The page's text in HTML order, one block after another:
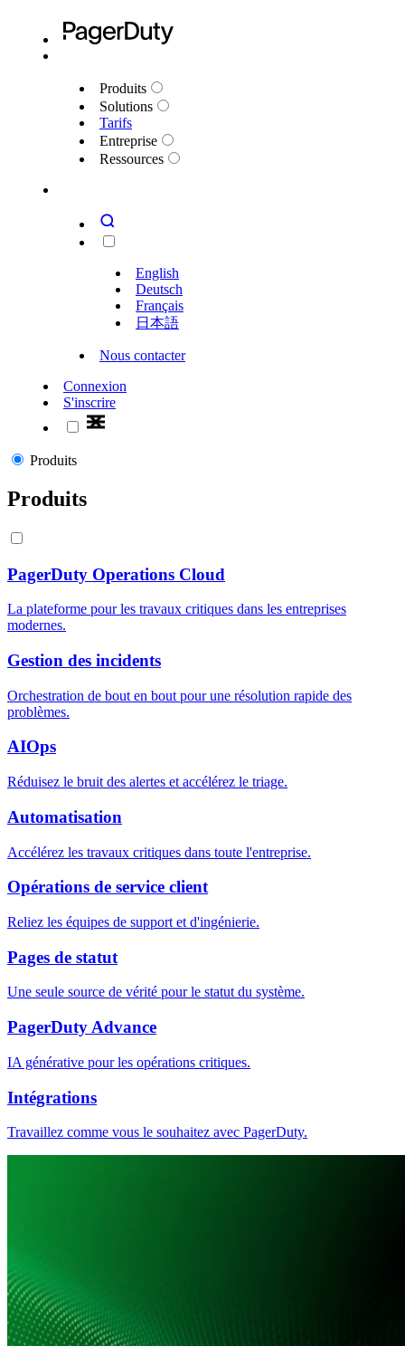
Produits
Solutions
Tarifs
Entreprise
Ressources
English
Deutsch
Français
日本語
Nous contacter
Connexion
S'inscrire
Produits
Produits
PagerDuty Operations Cloud
La plateforme pour les travaux critiques dans les entreprises
modernes.
Gestion des incidents
Orchestration de bout en bout pour une résolution rapide des
problèmes.
AIOps
Réduisez le bruit des alertes et accélérez le triage.
Automatisation
Accélérez les travaux critiques dans toute l'entreprise.
Opérations de service client
Reliez les équipes de support et d'ingénierie.
Pages de statut
Une seule source de vérité pour le statut du système.
PagerDuty Advance
IA générative pour les opérations critiques.
Intégrations
Travaillez comme vous le souhaitez avec PagerDuty.